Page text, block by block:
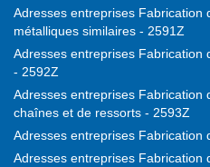
Adresses entreprises Fabrication
métalliques similaires - 2591Z
Adresses entreprises Fabrication
- 2592Z
Adresses entreprises Fabrication
chaînes et de ressorts - 2593Z
Adresses entreprises Fabrication
Adresses entreprises Fabrication